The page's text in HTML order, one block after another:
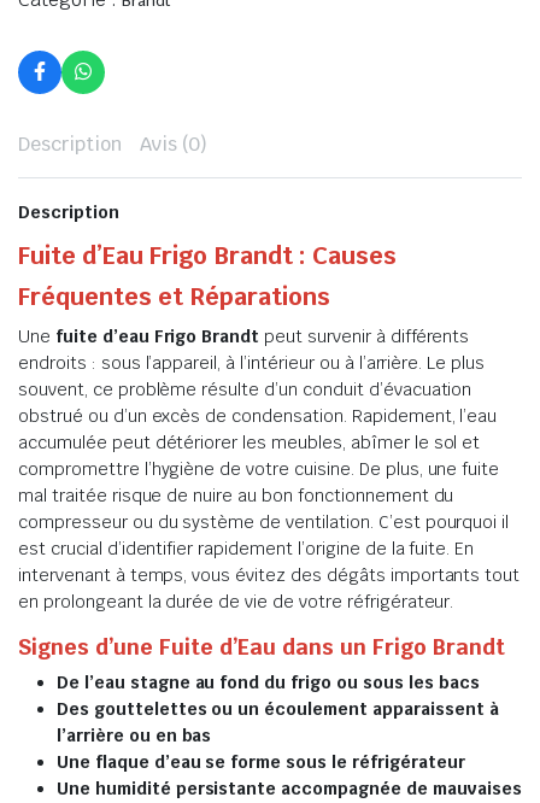
Description Avis (0)
Description
Fuite d’Eau Frigo Brandt : Causes
Fréquentes et Réparations
Une fuite d’eau Frigo Brandt peut survenir à différents
endroits : sous l’appareil, à l’intérieur ou à l’arrière. Le plus
souvent, ce problème résulte d’un conduit d’évacuation
obstrué ou d’un excès de condensation. Rapidement, l’eau
accumulée peut détériorer les meubles, abîmer le sol et
compromettre l’hygiène de votre cuisine. De plus, une fuite
mal traitée risque de nuire au bon fonctionnement du
compresseur ou du système de ventilation. C’est pourquoi il
est crucial d’identifier rapidement l’origine de la fuite. En
intervenant à temps, vous évitez des dégâts importants tout
en prolongeant la durée de vie de votre réfrigérateur.
Signes d’une Fuite d’Eau dans un Frigo Brandt
De l’eau stagne au fond du frigo ou sous les bacs
Des gouttelettes ou un écoulement apparaissent à
l’arrière ou en bas
Une flaque d’eau se forme sous le réfrigérateur
Une humidité persistante accompagnée de mauvaises